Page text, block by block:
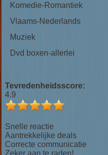
Komedie-Romantiek
Vlaams-Nederlands
Muziek
Dvd boxen-allerlei
Tevredenheidsscore:
4.9
Snelle reactie
Aantrekkelijke deals
Correcte communicatie
Zeker aan te raden!